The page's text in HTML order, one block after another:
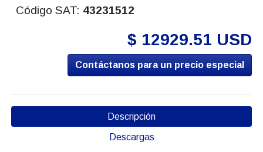
Código SAT: 43231512
$ 12929.51 USD
Contáctanos para un precio especial
Descripción
Descargas